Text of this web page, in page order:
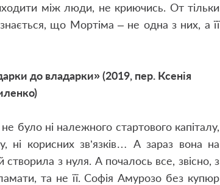
між люди, не криючись. От тільки
що Мортіма – не одна з них, а її
до владарки» (2019, пер. Ксенія
не було ні належного стартового капіталу,
ні корисних зв’язків… А зараз вона на
створила з нуля. А почалось все, звісно, з
та не її. Софія Амурозо без купюр